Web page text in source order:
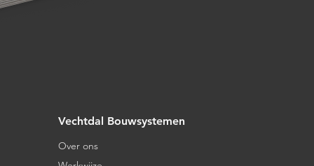
Vechtdal Bouwsystemen
Over ons